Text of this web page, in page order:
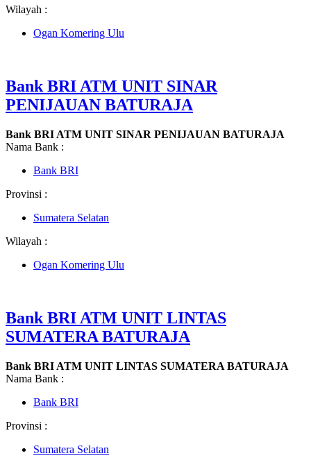
Wilayah :
Ogan Komering Ulu
Bank BRI ATM UNIT SINAR
PENIJAUAN BATURAJA
Bank BRI ATM UNIT SINAR PENIJAUAN BATURAJA
Nama Bank :
Bank BRI
Provinsi :
Sumatera Selatan
Wilayah :
Ogan Komering Ulu
Bank BRI ATM UNIT LINTAS
SUMATERA BATURAJA
Bank BRI ATM UNIT LINTAS SUMATERA BATURAJA
Nama Bank :
Bank BRI
Provinsi :
Sumatera Selatan